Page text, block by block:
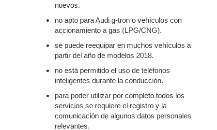
nuevos.
no apto para Audi g-tron o vehículos con
accionamiento a gas (LPG/CNG).
se puede reequipar en muchos vehículos a
partir del año de modelos 2018.
no está permitido el uso de teléfonos
inteligentes durante la conducción.
para poder utilizar por completo todos los
servicios se requiere el registro y la
comunicación de algunos datos personales
relevantes.